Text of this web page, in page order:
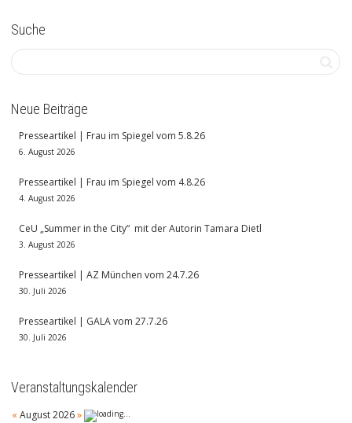
Suche
Neue Beiträge
Presseartikel | Frau im Spiegel vom 5.8.26
6. August 2026
Presseartikel | Frau im Spiegel vom 4.8.26
4. August 2026
CeU „Summer in the City“ mit der Autorin Tamara Dietl
3. August 2026
Presseartikel | AZ München vom 24.7.26
30. Juli 2026
Presseartikel | GALA vom 27.7.26
30. Juli 2026
Veranstaltungskalender
« August 2026»